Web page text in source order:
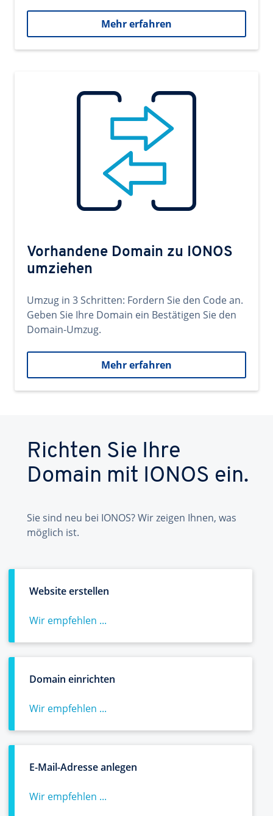
Mehr erfahren
Vorhandene Domain zu IONOS
umziehen
Umzug in 3 Schritten: Fordern Sie den Code an.
Geben Sie Ihre Domain ein Bestätigen Sie den
Domain-Umzug.
Mehr erfahren
Richten Sie Ihre
Domain mit IONOS ein.
Sie sind neu bei IONOS? Wir zeigen Ihnen, was
möglich ist.
Website erstellen
Wir empfehlen ...
Domain einrichten
Wir empfehlen ...
E-Mail-Adresse anlegen
Wir empfehlen ...